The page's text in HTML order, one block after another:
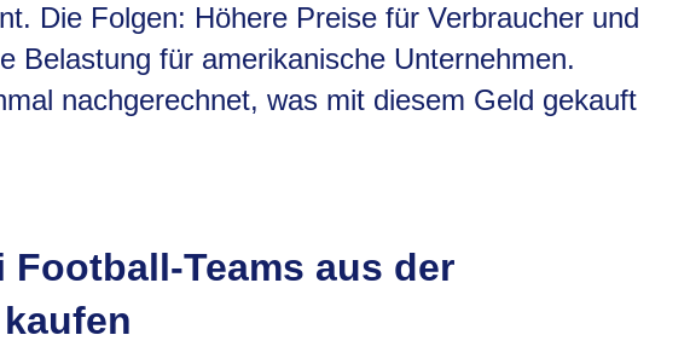
Die Folgen: Höhere Preise für Verbraucher und
Belastung für amerikanische Unternehmen.
nachgerechnet, was mit diesem Geld gekauft
Football-Teams aus der